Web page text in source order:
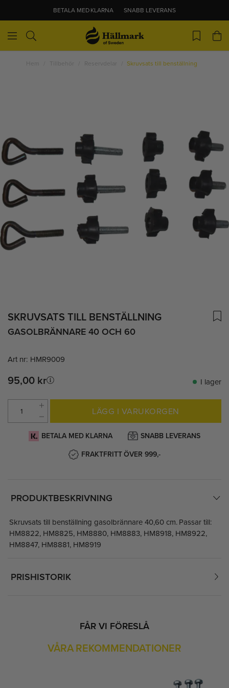
BETALA MED KLARNA SNABB LEVERANS
Hem Tillbehör Reservdelar Skruvsats till benställning
SKRUVSATS TILL BENSTÄLLNING
GASOLBRÄNNARE 40 OCH 60
Art nr: HMR9009
95,00 kr I lager
LÄGG I VARUKORGEN
BETALA MED KLARNA
SNABB LEVERANS
FRAKTFRITT ÖVER 999,-
PRODUKTBESKRIVNING
Skruvsats till benställning gasolbrännare 40,60 cm. Passar till:
HM8822, HM8825, HM8880, HM8883, HM8918, HM8922,
HM8847, HM8881, HM8919
PRISHISTORIK
FÅR VI FÖRESLÅ
VÅRA REKOMMENDATIONER